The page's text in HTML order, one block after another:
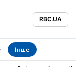
RBC.UA
Інше